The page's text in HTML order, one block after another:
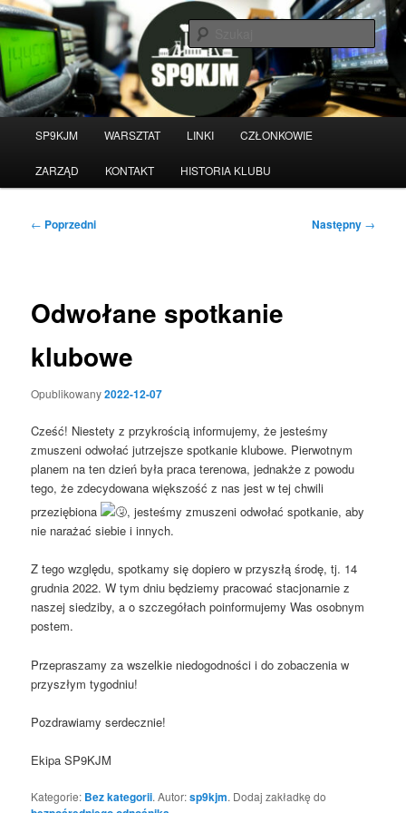
Przeskocz
do
tekstu
Witamy na stronie klubu
krótkofalarskiego SP9KJM
SP9KJM WARSZTAT LINKI CZŁONKOWIE
ZARZĄD KONTAKT HISTORIA KLUBU
Nawigacja
← Poprzedni Następny →
Odwołane spotkanie
klubowe
Opublikowany2022-12-07
Cześć! Niestety z przykrością informujemy, że jesteśmy
zmuszeni odwołać jutrzejsze spotkanie klubowe. Pierwotnym
planem na ten dzień była praca terenowa, jednakże z powodu
tego, że zdecydowana większość z nas jest w tej chwili
przeziębiona
, jesteśmy zmuszeni odwołać spotkanie, aby
nie narażać siebie i innych.
Z tego względu, spotkamy się dopiero w przyszłą środę, tj. 14
grudnia 2022. W tym dniu będziemy pracować stacjonarnie z
naszej siedziby, a o szczegółach poinformujemy Was osobnym
postem.
Przepraszamy za wszelkie niedogodności i do zobaczenia w
przyszłym tygodniu!
Pozdrawiamy serdecznie!
Ekipa SP9KJM
Kategorie: Bez kategorii. Autor:sp9kjm. Dodaj zakładkę do